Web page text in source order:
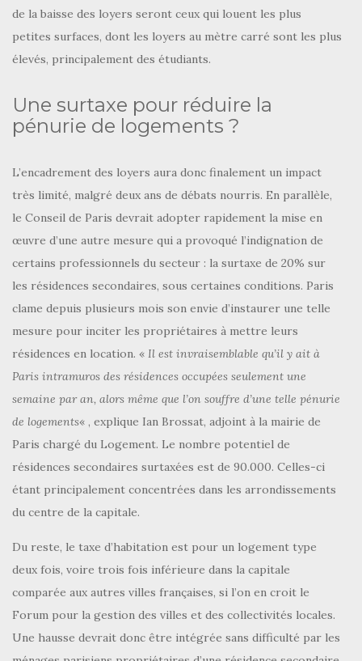
de la baisse des loyers seront ceux qui louent les plus
petites surfaces, dont les loyers au mètre carré sont les plus
élevés, principalement des étudiants.
Une surtaxe pour réduire la
pénurie de logements ?
L’encadrement des loyers aura donc finalement un impact
très limité, malgré deux ans de débats nourris. En parallèle,
le Conseil de Paris devrait adopter rapidement la mise en
œuvre d’une autre mesure qui a provoqué l’indignation de
certains professionnels du secteur : la surtaxe de 20% sur
les résidences secondaires, sous certaines conditions. Paris
clame depuis plusieurs mois son envie d’instaurer une telle
mesure pour inciter les propriétaires à mettre leurs
résidences en location. « Il est invraisemblable qu’il y ait à
Paris intramuros des résidences occupées seulement une
semaine par an, alors même que l’on souffre d’une telle pénurie
de logements« , explique Ian Brossat, adjoint à la mairie de
Paris chargé du Logement. Le nombre potentiel de
résidences secondaires surtaxées est de 90.000. Celles-ci
étant principalement concentrées dans les arrondissements
du centre de la capitale.
Du reste, le taxe d’habitation est pour un logement type
deux fois, voire trois fois inférieure dans la capitale
comparée aux autres villes françaises, si l’on en croit le
Forum pour la gestion des villes et des collectivités locales.
Une hausse devrait donc être intégrée sans difficulté par les